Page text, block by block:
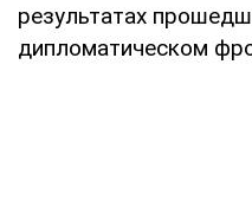
результатах
дипломатическом